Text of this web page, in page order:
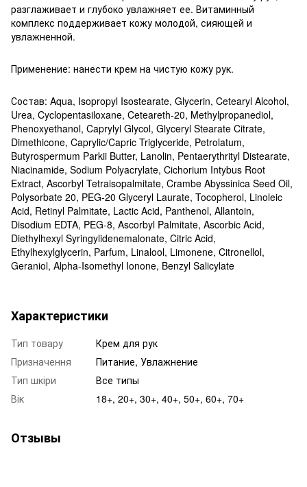
разглаживает и глубоко увлажняет ее. Витаминный
комплекс поддерживает кожу молодой, сияющей и
увлажненной.
Применение: нанести крем на чистую кожу рук.
Состав: Aqua, Isopropyl Isostearate, Glycerin, Cetearyl Alcohol,
Urea, Cyclopentasiloxane, Ceteareth-20, Methylpropanediol,
Phenoxyethanol, Caprylyl Glycol, Glyceryl Stearate Citrate,
Dimethicone, Caprylic/Capric Triglyceride, Petrolatum,
Butyrospermum Parkii Butter, Lanolin, Pentaerythrityl Distearate,
Niacinamide, Sodium Polyacrylate, Cichorium Intybus Root
Extract, Ascorbyl Tetraisopalmitate, Crambe Abyssinica Seed Oil,
Polysorbate 20, PEG-20 Glyceryl Laurate, Tocopherol, Linoleic
Acid, Retinyl Palmitate, Lactic Acid, Panthenol, Allantoin,
Disodium EDTA, PEG-8, Ascorbyl Palmitate, Ascorbic Acid,
Diethylhexyl Syringylidenemalonate, Citric Acid,
Ethylhexylglycerin, Parfum, Linalool, Limonene, Citronellol,
Geraniol, Alpha-Isomethyl Ionone, Benzyl Salicylate
Характеристики
Тип товару
Крем для рук
Призначення
Питание, Увлажнение
Тип шкіри
Все типы
Вік
18+, 20+, 30+, 40+, 50+, 60+, 70+
Отзывы